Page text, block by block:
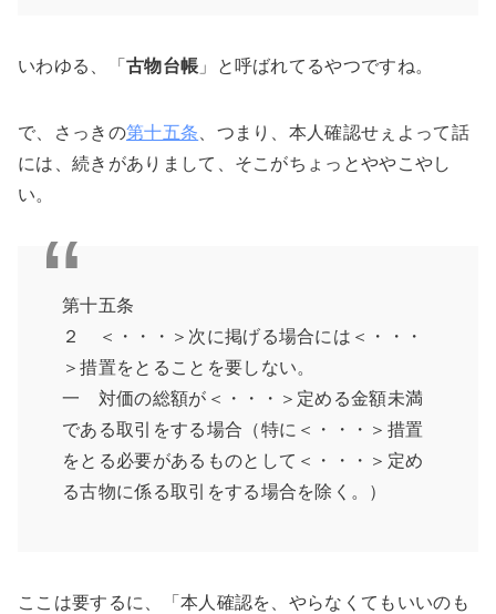
いわゆる、「 古物台帳 」と呼ばれてるやつですね。
で、さっきの第十五条、つまり、本人確認せぇよって話
には、続きがありまして、そこがちょっとややこやし
い。
第十五条
２ ＜・・・＞次に掲げる場合には＜・・・
＞措置をとることを要しない。
一 対価の総額が＜・・・＞定める金額未満
である取引をする場合（特に＜・・・＞措置
をとる必要があるものとして＜・・・＞定め
る古物に係る取引をする場合を除く。）
ここは要するに、「本人確認を、やらなくてもいいのも